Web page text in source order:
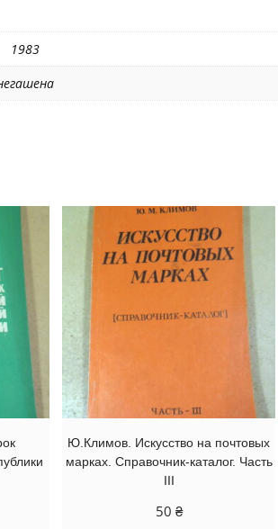
1983
Ю.Климов. Искусство на почтовых
марках. Справочник-каталог. Часть
III
50 ₴